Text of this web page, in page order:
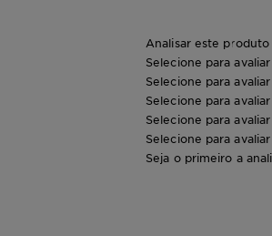
Analisar este produto
Selecione para
Selecione para
Selecione para
Selecione para
Selecione para
Seja o primeiro a